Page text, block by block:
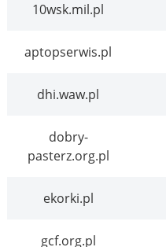
10wsk.mil.pl
aptopserwis.pl
dhi.waw.pl
dobry-
pasterz.org.pl
ekorki.pl
gcf.org.pl